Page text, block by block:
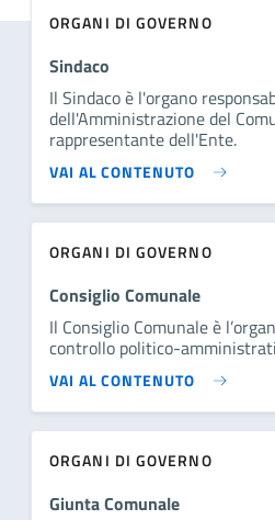
ORGANI DI GOVERNO
Sindaco
Il Sindaco è l'organo
dell'Amministrazione del
rappresentante dell'Ente.
VAI AL CONTENUTO
ORGANI DI GOVERNO
Consiglio Comunale
Il Consiglio Comunale è
controllo politico-
VAI AL CONTENUTO
ORGANI DI GOVERNO
Giunta Comunale